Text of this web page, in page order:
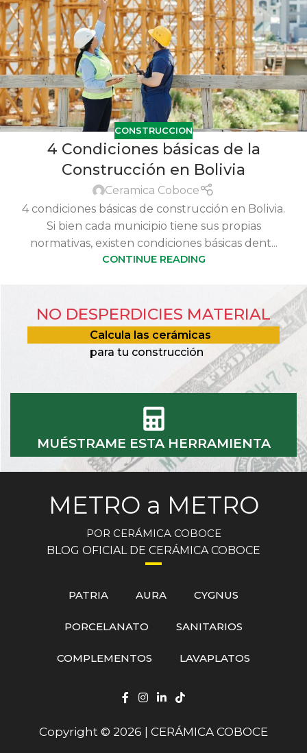
CONSTRUCCION
4 Condiciones básicas de la
Construcción en Bolivia
Ceramica Coboce
4 condiciones básicas de construcción en Bolivia.
Si bien cada municipio tiene sus propias
normativas, existen condiciones básicas dent...
CONTINUE READING
NO DESPERDICIES MATERIAL
Calcula las cerámicas
para tu construcción
MUÉSTRAME ESTA HERRAMIENTA
METRO a METRO
POR CERÁMICA COBOCE
BLOG OFICIAL DE CERÁMICA COBOCE
PATRIA AURA CYGNUS
PORCELANATO SANITARIOS
COMPLEMENTOS LAVAPLATOS
Copyright © 2026 | CERÁMICA COBOCE